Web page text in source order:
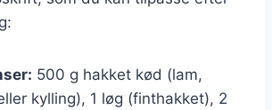
500 g hakket kød (lam,
kylling), 1 løg (finthakket), 2